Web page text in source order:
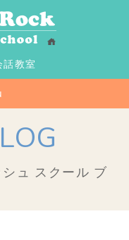
教室
ュ スクール ブ